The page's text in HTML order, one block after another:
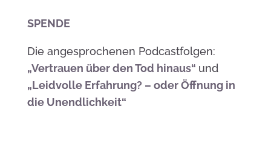
SPENDE
Die angesprochenen Podcastfolgen:
„Vertrauen über den Tod hinaus“ und
„Leidvolle Erfahrung? – oder Öffnung in
die Unendlichkeit“